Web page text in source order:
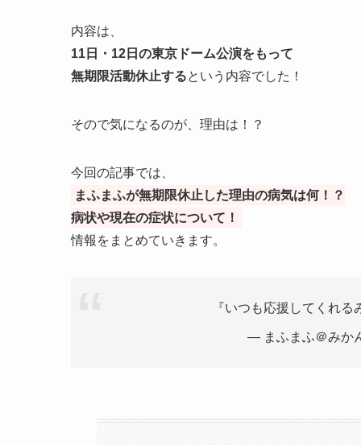
内容は、
11日・12日の東京ドーム公演をもって
無期限活動休止するという内容でした！
そので気になるのが、理由は！？
今回の記事では、
まふまふが無期限休止した理由の病気は何！？
病状や現在の症状について！
情報をまとめていきます。
『いつも応援してくれ
— まふまふ＠みか